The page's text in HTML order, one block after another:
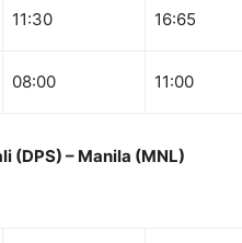
11:30 16:65
08:00 11:00
(DPS) – Manila (MNL)